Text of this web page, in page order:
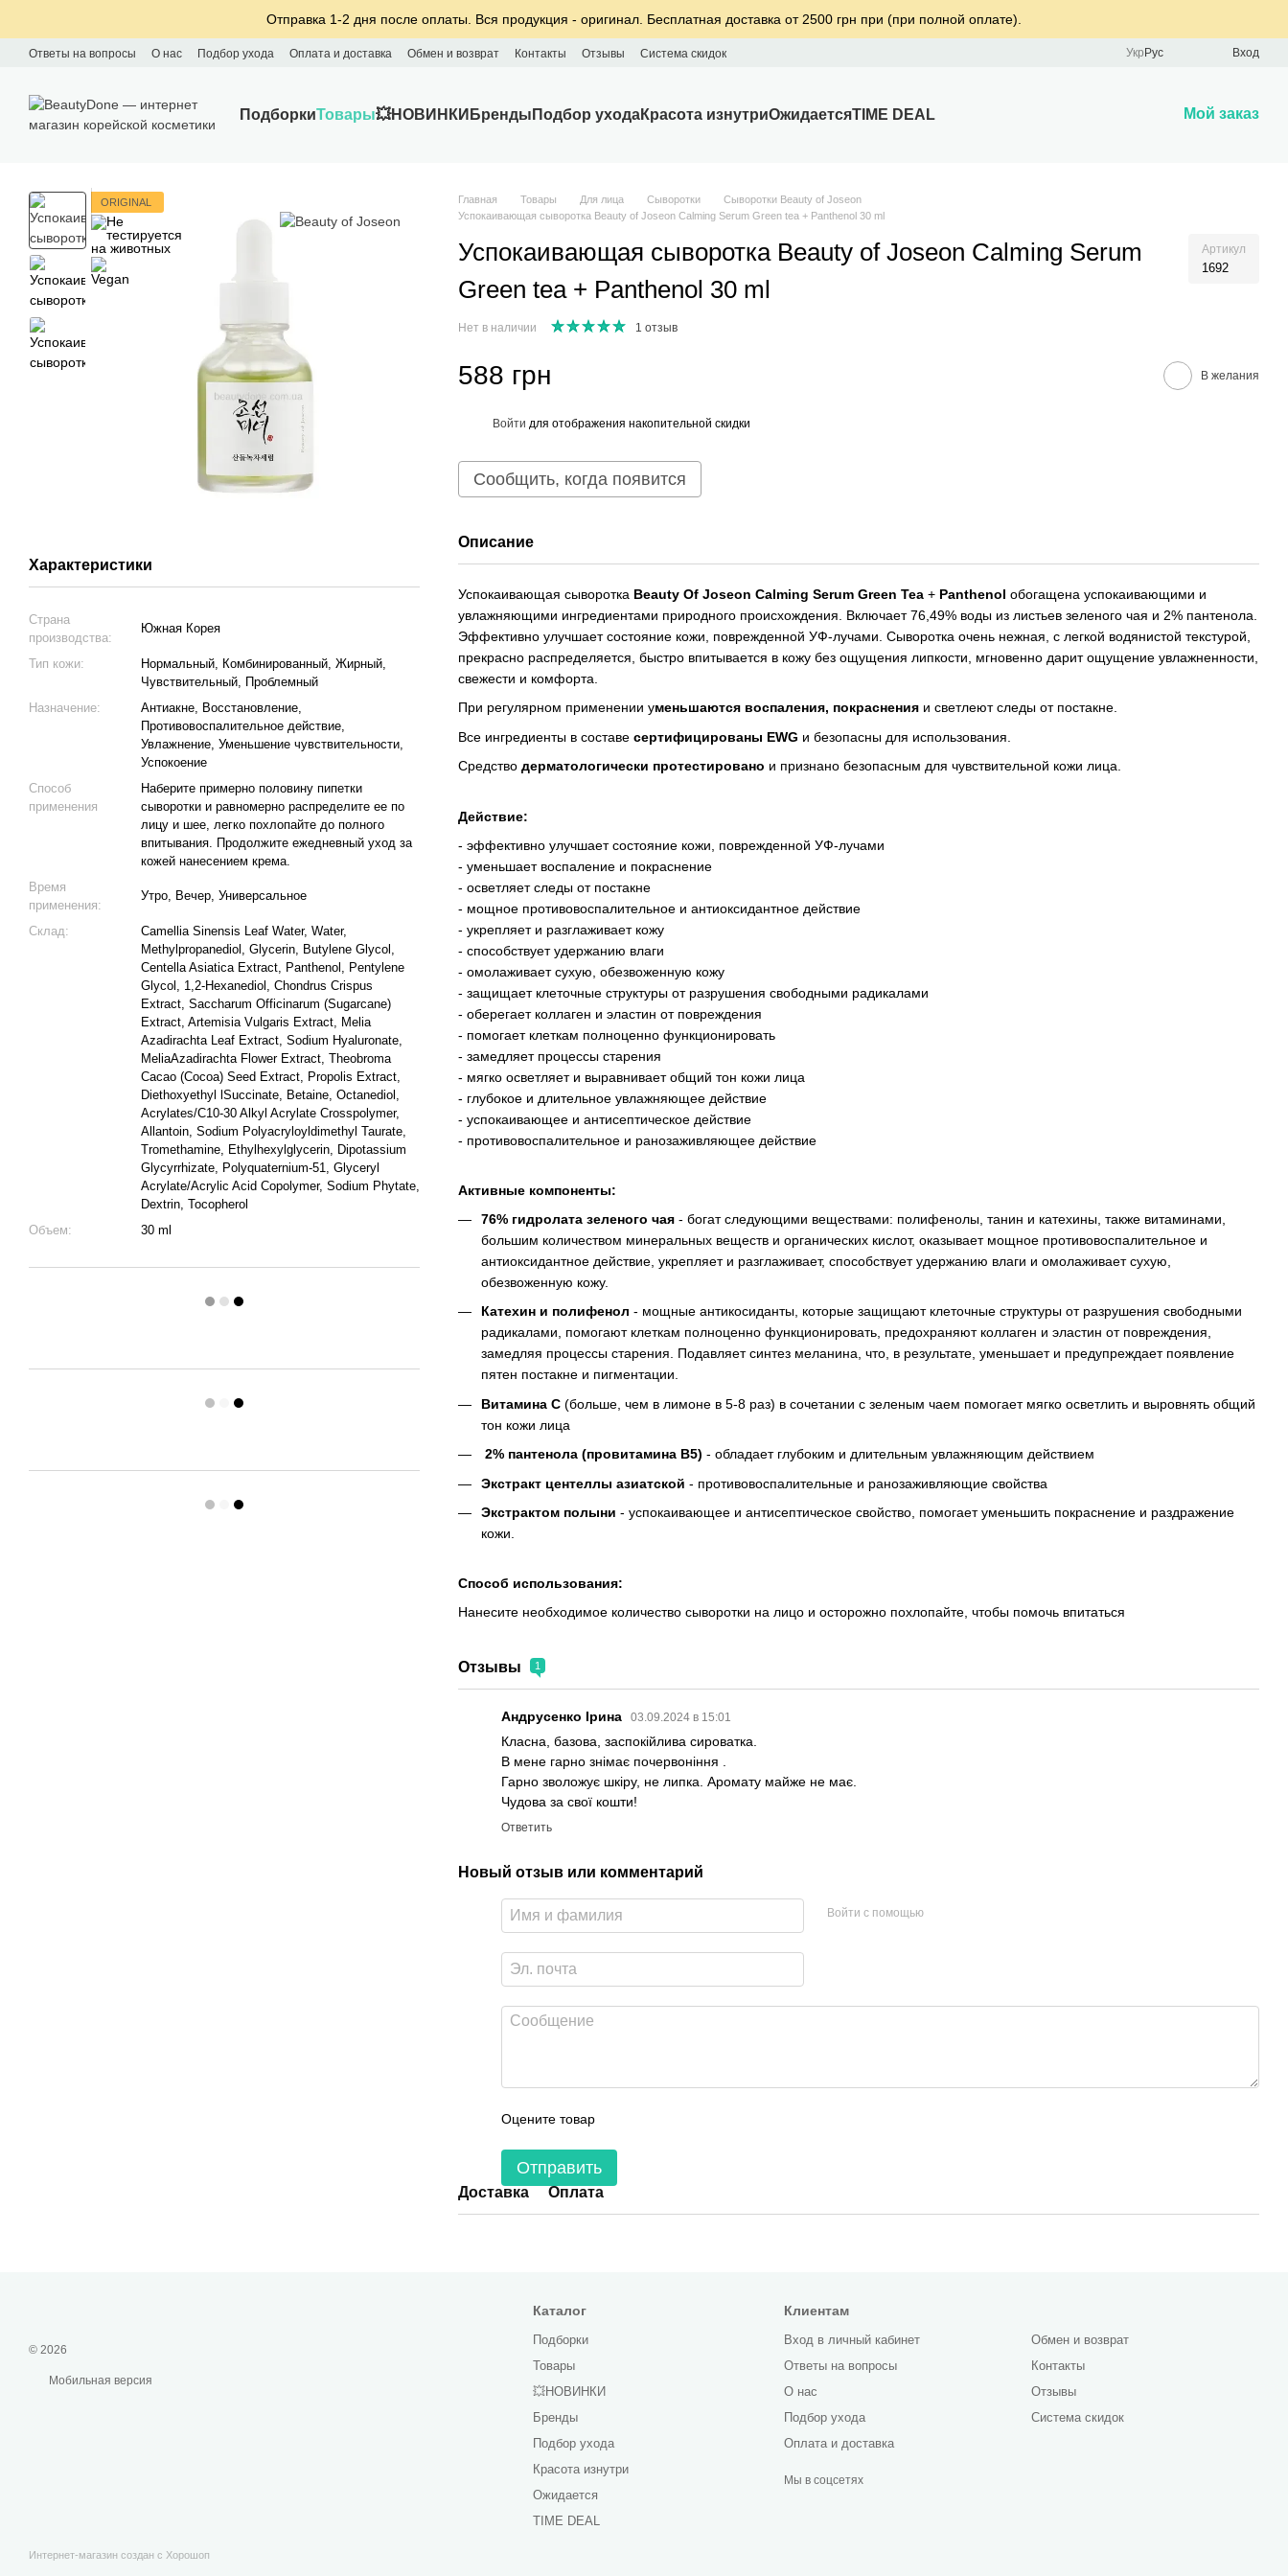
Отправка 1-2 дня после оплаты. Вся продукция - оригинал. Бесплатная доставка от 2500 грн при (при полной оплате).
Ответы на вопросы О нас Подбор ухода Оплата и доставка Обмен и возврат Контакты Отзывы Система скидок Укр Рус Вход
ПодборкиТовары💥НОВИНКИ Бренды Подбор уходаКрасота изнутриОжидаетсяTIME DEAL Мой заказ
ORIGINAL
Характеристики
Страна
производства:
Южная Корея
Тип кожи:
Нормальный, Комбинированный, Жирный,
Чувствительный, Проблемный
Назначение:
Антиакне, Восстановление,
Противовоспалительное действие,
Увлажнение, Уменьшение чувствительности,
Успокоение
Способ
применения
Наберите примерно половину пипетки
сыворотки и равномерно распределите ее по
лицу и шее, легко похлопайте до полного
впитывания. Продолжите ежедневный уход за
кожей нанесением крема.
Время
применения:
Утро, Вечер, Универсальное
Склад:
Camellia Sinensis Leaf Water, Water,
Methylpropanediol, Glycerin, Butylene Glycol,
Centella Asiatica Extract, Panthenol, Pentylene
Glycol, 1,2-Hexanediol, Chondrus Crispus
Extract, Saccharum Officinarum (Sugarcane)
Extract, Artemisia Vulgaris Extract, Melia
Azadirachta Leaf Extract, Sodium Hyaluronate,
MeliaAzadirachta Flower Extract, Theobroma
Cacao (Cocoa) Seed Extract, Propolis Extract,
Diethoxyethyl lSuccinate, Betaine, Octanediol,
Acrylates/C10-30 Alkyl Acrylate Crosspolymer,
Allantoin, Sodium Polyacryloyldimethyl Taurate,
Tromethamine, Ethylhexylglycerin, Dipotassium
Glycyrrhizate, Polyquaternium-51, Glyceryl
Acrylate/Acrylic Acid Copolymer, Sodium Phytate,
Dextrin, Tocopherol
Объем:
30 ml
Главная Товары Для лица Сыворотки
Сыворотки Beauty of Joseon
Успокаивающая сыворотка Beauty of Joseon Calming Serum Green tea + Panthenol 30 ml
Успокаивающая сыворотка Beauty of Joseon Calming Serum
Green tea + Panthenol 30 ml
Артикул
1692
Нет в наличии 1 отзыв
588 грн В желания
Войти для отображения накопительной скидки
Сообщить, когда появится
Описание
Успокаивающая сыворотка Beauty Of Joseon Calming Serum Green Tea + Panthenol обогащена успокаивающими и
увлажняющими ингредиентами природного происхождения. Включает 76,49% воды из листьев зеленого чая и 2% пантенола.
Эффективно улучшает состояние кожи, поврежденной УФ-лучами. Сыворотка очень нежная, с легкой водянистой текстурой,
прекрасно распределяется, быстро впитывается в кожу без ощущения липкости, мгновенно дарит ощущение увлажненности,
свежести и комфорта.
При регулярном применении уменьшаются воспаления, покраснения и светлеют следы от постакне.
Все ингредиенты в составе сертифицированы EWG и безопасны для использования.
Средство дерматологически протестировано и признано безопасным для чувствительной кожи лица.
Действие:
- эффективно улучшает состояние кожи, поврежденной УФ-лучами
- уменьшает воспаление и покраснение
- осветляет следы от постакне
- мощное противовоспалительное и антиоксидантное действие
- укрепляет и разглаживает кожу
- способствует удержанию влаги
- омолаживает сухую, обезвоженную кожу
- защищает клеточные структуры от разрушения свободными радикалами
- оберегает коллаген и эластин от повреждения
- помогает клеткам полноценно функционировать
- замедляет процессы старения
- мягко осветляет и выравнивает общий тон кожи лица
- глубокое и длительное увлажняющее действие
- успокаивающее и антисептическое действие
- противовоспалительное и ранозаживляющее действие
Активные компоненты:
76% гидролата зеленого чая - богат следующими веществами: полифенолы, танин и катехины, также витаминами,
большим количеством минеральных веществ и органических кислот, оказывает мощное противовоспалительное и
антиоксидантное действие, укрепляет и разглаживает, способствует удержанию влаги и омолаживает сухую,
обезвоженную кожу.
Катехин и полифенол - мощные антикосиданты, которые защищают клеточные структуры от разрушения свободными
радикалами, помогают клеткам полноценно функционировать, предохраняют коллаген и эластин от повреждения,
замедляя процессы старения. Подавляет синтез меланина, что, в результате, уменьшает и предупреждает появление
пятен постакне и пигментации.
Витамина С (больше, чем в лимоне в 5-8 раз) в сочетании с зеленым чаем помогает мягко осветлить и выровнять общий
тон кожи лица
2% пантенола (провитамина В5) - обладает глубоким и длительным увлажняющим действием
Экстракт центеллы азиатской - противовоспалительные и ранозаживляющие свойства
Экстрактом полыни - успокаивающее и антисептическое свойство, помогает уменьшить покраснение и раздражение
кожи.
Способ использования:
Нанесите необходимое количество сыворотки на лицо и осторожно похлопайте, чтобы помочь впитаться
Отзывы 1
Андрусенко Ірина 03.09.2024 в 15:01
Класна, базова, заспокійлива сироватка.
В мене гарно знімає почервоніння .
Гарно зволожує шкіру, не липка. Аромату майже не має.
Чудова за свої кошти!
Ответить
Новый отзыв или комментарий
Войти с помощью
Оцените товар
Отправить
Доставка Оплата
© 2026
Мобильная версия
Интернет-магазин создан с Хорошоп
Каталог
Подборки
Товары
💥НОВИНКИ
Бренды
Подбор ухода
Красота изнутри
Ожидается
TIME DEAL
Клиентам
Вход в личный кабинет
Ответы на вопросы
О нас
Подбор ухода
Оплата и доставка
Обмен и возврат
Контакты
Отзывы
Система скидок
Мы в соцсетях